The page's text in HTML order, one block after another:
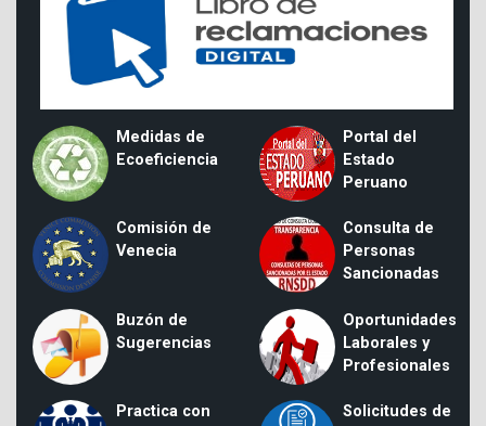
Medidas de
Ecoeficiencia
Portal del
Estado
Peruano
Comisión de
Venecia
Consulta de
Personas
Sancionadas
Buzón de
Sugerencias
Oportunidades
Laborales y
Profesionales
Practica con
Solicitudes de